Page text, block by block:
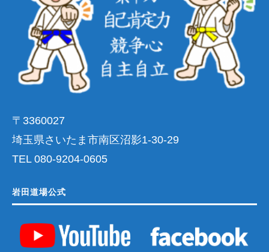
〒3360027
埼玉県さいたま市南区沼影1-30-29
TEL 080-9204-0605
岩田道場公式